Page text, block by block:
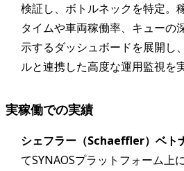
検証し、ボトルネックを特定。
タイムや車両稼働率、キューの
示するダッシュボードを展開し
ルと連携した高度な運用監視を
実稼働での実績
シェフラー（Schaeffler）ベト
てSYNAOSプラットフォーム上